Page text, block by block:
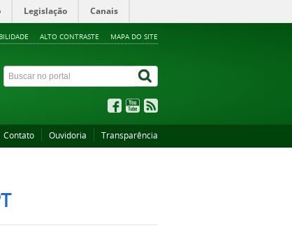
Legislação Canais
ALTO CONTRASTE MAPA DO SITE
Contato Ouvidoria Transparência